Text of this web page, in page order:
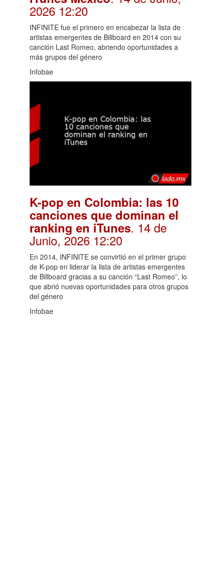
2026 12:20
INFINITE fue el primero en encabezar la lista de
artistas emergentes de Billboard en 2014 con su
canción Last Romeo, abriendo oportunidades a
más grupos del género
Infobae
K-pop en Colombia: las 10
canciones que dominan el
ranking en iTunes. 14 de
Junio, 2026 12:20
En 2014, INFINITE se convirtió en el primer grupo
de K-pop en liderar la lista de artistas emergentes
de Billboard gracias a su canción “Last Romeo”, lo
que abrió nuevas oportunidades para otros grupos
del género
Infobae